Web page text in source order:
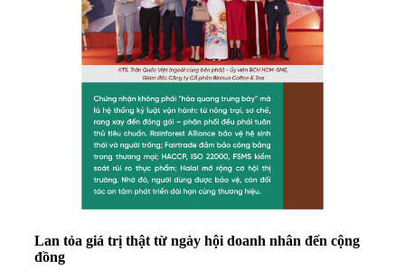
Lan tỏa giá trị thật từ ngày hội doanh nhân đến cộng
đồng